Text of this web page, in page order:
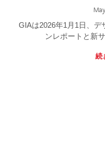
GIAは2026年1月1日、
ンレポートと新
続